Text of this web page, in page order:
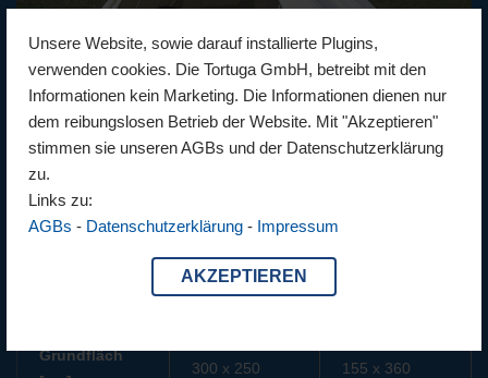
Unsere Website, sowie darauf installierte Plugins,
verwenden cookies. Die Tortuga GmbH, betreibt mit den
Informationen kein Marketing. Die Informationen dienen nur
dem reibungslosen Betrieb der Website. Mit "Akzeptieren"
stimmen sie unseren AGBs und der Datenschutzerklärung
zu.
Links zu:
AGBs - Datenschutzerklärung - Impressum
AKZEPTIEREN
Rhone Zelt
Grundfläch
300 x 250 155 x 360